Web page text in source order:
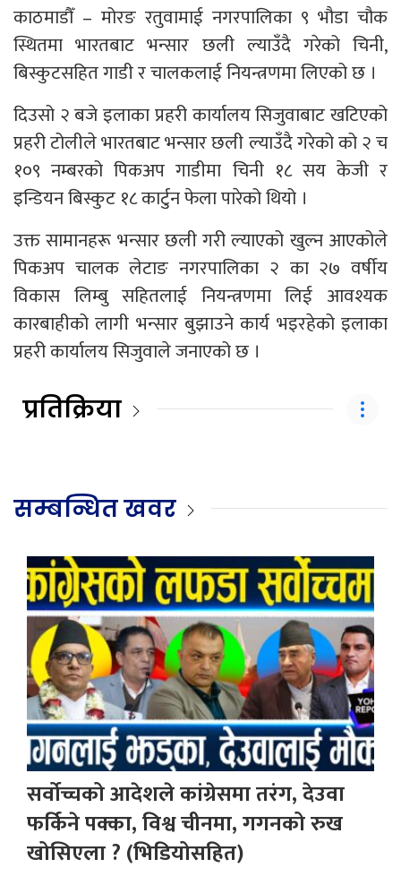
काठमाडौँ – मोरङ रतुवामाई नगरपालिका ९ भौडा चौक
स्थितमा भारतबाट भन्सार छली ल्याउँदै गरेको चिनी,
बिस्कुटसहित गाडी र चालकलाई नियन्त्रणमा लिएको छ ।
दिउसो २ बजे इलाका प्रहरी कार्यालय सिजुवाबाट खटिएको
प्रहरी टोलीले भारतबाट भन्सार छली ल्याउँदै गरेको को २ च
१०९ नम्बरको पिकअप गाडीमा चिनी १८ सय केजी र
इन्डियन बिस्कुट १८ कार्टुन फेला पारेको थियो ।
उक्त सामानहरू भन्सार छली गरी ल्याएको खुल्न आएकोले
पिकअप चालक लेटाङ नगरपालिका २ का २७ वर्षीय
विकास लिम्बु सहितलाई नियन्त्रणमा लिई आवश्यक
कारबाहीको लागी भन्सार बुझाउने कार्य भइरहेको इलाका
प्रहरी कार्यालय सिजुवाले जनाएको छ ।
प्रतिक्रिया
सम्बन्धित खवर
सर्वोच्चको आदेशले कांग्रेसमा तरंग, देउवा
फर्किने पक्का, विश्व चीनमा, गगनको रुख
खोसिएला ? (भिडियोसहित)